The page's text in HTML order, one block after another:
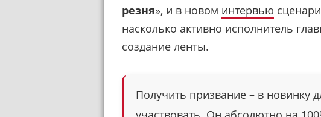
резня», и в новом интервью
насколько активно исполнитель
создание ленты.
Получить призвание – в новинку